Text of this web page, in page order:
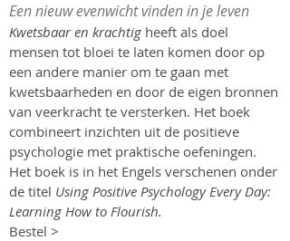
Een nieuw evenwicht vinden in je leven
Kwetsbaar en krachtig heeft als doel
mensen tot bloei te laten komen door op
een andere manier om te gaan met
kwetsbaarheden en door de eigen bronnen
van veerkracht te versterken. Het boek
combineert inzichten uit de positieve
psychologie met praktische oefeningen.
Het boek is in het Engels verschenen onder
de titel Using Positive Psychology Every Day:
Learning How to Flourish.
Bestel >